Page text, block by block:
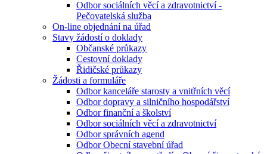
Odbor sociálních věcí a zdravotnictví -
Pečovatelská služba
On-line objednání na úřad
Stavy žádostí o doklady
Občanské průkazy
Cestovní doklady
Řidičské průkazy
Žádosti a formuláře
Odbor kanceláře starosty a vnitřních věcí
Odbor dopravy a silničního hospodářství
Odbor finanční a školství
Odbor sociálních věcí a zdravotnictví
Odbor správních agend
Odbor Obecní stavební úřad